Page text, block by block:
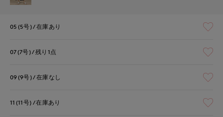
05(5号) 在庫あり
07(7号) 残り1点
09(9号) 在庫なし
11(11号) 在庫あり